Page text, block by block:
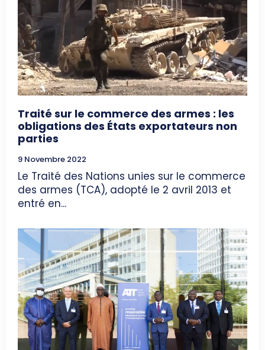
Traité sur le commerce des armes : les
obligations des États exportateurs non
parties
9 Novembre 2022
Le Traité des Nations unies sur le commerce
des armes (TCA), adopté le 2 avril 2013 et
entré en...